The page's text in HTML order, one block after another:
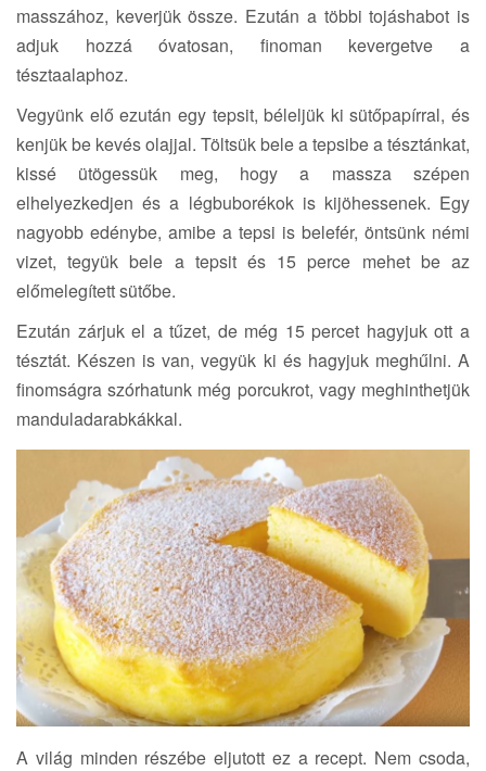
masszához, keverjük össze. Ezután a többi tojáshabot is
adjuk hozzá óvatosan, finoman kevergetve a
tésztaalaphoz.
Vegyünk elő ezután egy tepsit, béleljük ki sütőpapírral, és
kenjük be kevés olajjal. Töltsük bele a tepsibe a tésztánkat,
kissé ütögessük meg, hogy a massza szépen
elhelyezkedjen és a légbuborékok is kijöhessenek. Egy
nagyobb edénybe, amibe a tepsi is belefér, öntsünk némi
vizet, tegyük bele a tepsit és 15 perce mehet be az
előmelegített sütőbe.
Ezután zárjuk el a tűzet, de még 15 percet hagyjuk ott a
tésztát. Készen is van, vegyük ki és hagyjuk meghűlni. A
finomságra szórhatunk még porcukrot, vagy meghinthetjük
manduladarabkákkal.
A világ minden részébe eljutott ez a recept. Nem csoda,